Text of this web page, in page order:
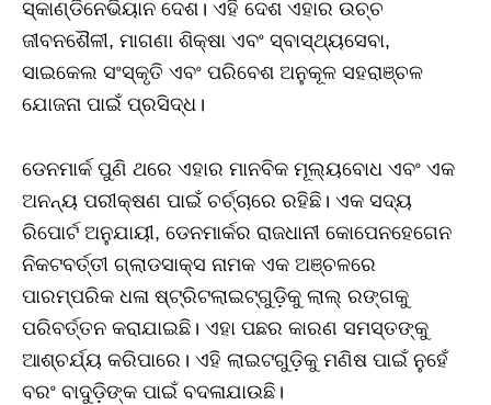
ସ୍କାଣ୍ଡିନେଭିୟାନ ଦେଶ। ଏହି ଦେଶ ଏହାର ଉଚ୍ଚ
ଜୀବନଶୈଳୀ, ମାଗଣା ଶିକ୍ଷା ଏବଂ ସ୍ବାସ୍ଥ୍ୟସେବା,
ସାଇକେଲ ସଂସ୍କୃତି ଏବଂ ପରିବେଶ ଅନୁକୂଳ ସହରାଞ୍ଚଳ
ଯୋଜନା ପାଇଁ ପ୍ରସିଦ୍ଧ।
ଡେନମାର୍କ ପୁଣି ଥରେ ଏହାର ମାନବିକ ମୂଲ୍ୟବୋଧ ଏବଂ ଏକ
ଅନନ୍ୟ ପରୀକ୍ଷଣ ପାଇଁ ଚର୍ଚ୍ଚାରେ ରହିଛି। ଏକ ସଦ୍ୟ
ରିପୋର୍ଟ ଅନୁଯାୟୀ, ଡେନମାର୍କର ରାଜଧାନୀ କୋପେନହେଗେନ
ନିକଟବର୍ତ୍ତୀ ଗ୍ଲାଡସାକ୍ସ ନାମକ ଏକ ଅଞ୍ଚଳରେ
ପାରମ୍ପରିକ ଧଳା ଷ୍ଟ୍ରିଟଲାଇଟ୍‌ଗୁଡ଼ିକୁ ଲାଲ୍‌ ରଙ୍ଗକୁ
ପରିବର୍ତ୍ତନ କରାଯାଇଛି। ଏହା ପଛର କାରଣ ସମସ୍ତଙ୍କୁ
ଆଶ୍ଚର୍ଯ୍ୟ କରିପାରେ। ଏହି ଲାଇଟଗୁଡ଼ିକୁ ମଣିଷ ପାଇଁ ନୁହେଁ
ବରଂ ବାଦୁଡ଼ିଙ୍କ ପାଇଁ ବଦଳାଯାଉଛି।